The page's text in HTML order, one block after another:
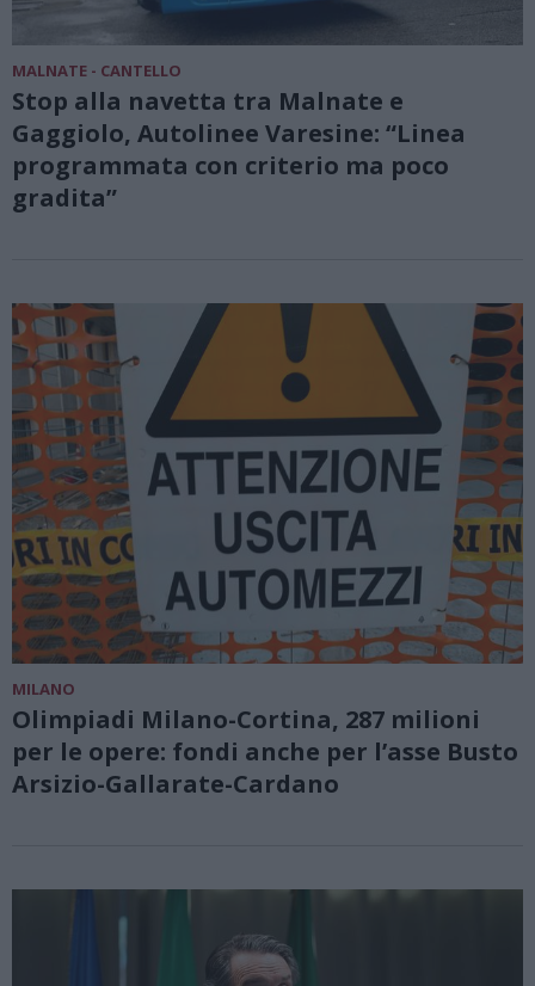
MALNATE - CANTELLO
Stop alla navetta tra Malnate e
Gaggiolo, Autolinee Varesine: “Linea
programmata con criterio ma poco
gradita”
MILANO
Olimpiadi Milano-Cortina, 287 milioni
per le opere: fondi anche per l’asse Busto
Arsizio-Gallarate-Cardano